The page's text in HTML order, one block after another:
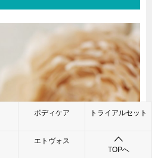
ボディケア トライアルセット
エトヴォス
TOPへ